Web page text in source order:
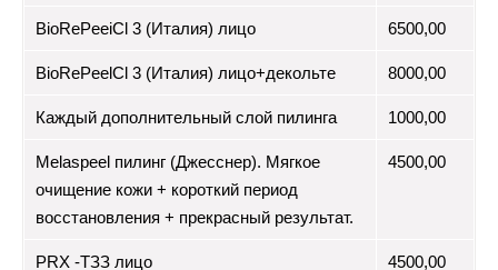
BioRePeeiCl 3 (Италия) лицо 6500,00
BioRePeelCl 3 (Италия) лицо+декольте 8000,00
Каждый дополнительный слой пилинга 1000,00
Melaspeel пилинг (Джесснер). Мягкое
очищение кожи + короткий период
восстановления + прекрасный результат.
4500,00
PRX -ТЗЗ лицо 4500,00